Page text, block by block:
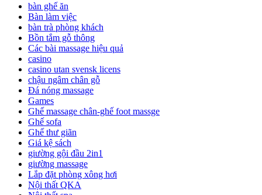
bàn ghế ăn
Bàn làm việc
bàn trà phòng khách
Bồn tắm gỗ thông
Các bài massage hiệu quả
casino
casino utan svensk licens
chậu ngâm chân gỗ
Đá nóng massage
Games
Ghế massage chân-ghế foot massge
Ghế sofa
Ghế thư giãn
Giá kệ sách
giường gội đầu 2in1
giường massage
Lắp đặt phòng xông hơi
Nội thất QKA